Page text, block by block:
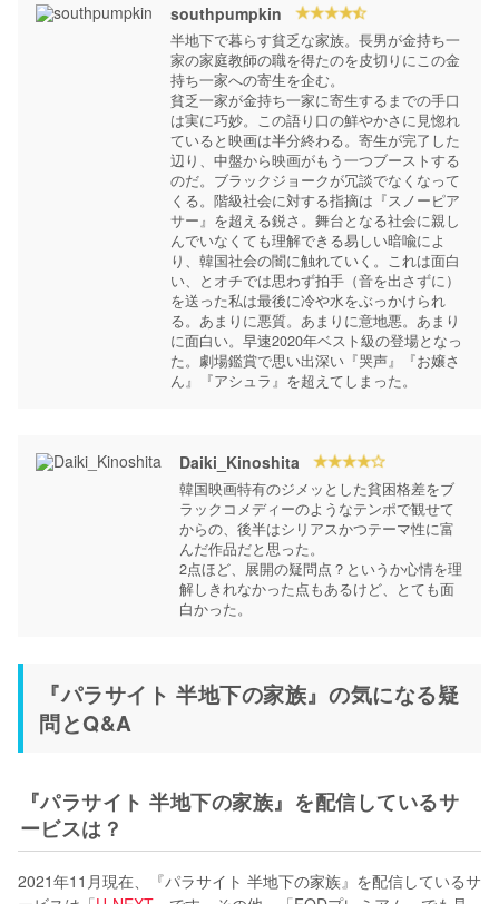
southpumpkin
半地下で暮らす貧乏な家族。長男が金持ち一
家の家庭教師の職を得たのを皮切りにこの金
持ち一家への寄生を企む。
貧乏一家が金持ち一家に寄生するまでの手口
は実に巧妙。この語り口の鮮やかさに見惚れ
ていると映画は半分終わる。寄生が完了した
辺り、中盤から映画がもう一つブーストする
のだ。ブラックジョークが冗談でなくなって
くる。階級社会に対する指摘は『スノーピア
サー』を超える鋭さ。舞台となる社会に親し
んでいなくても理解できる易しい暗喩によ
り、韓国社会の闇に触れていく。これは面白
い、とオチでは思わず拍手（音を出さずに）
を送った私は最後に冷や水をぶっかけられ
る。あまりに悪質。あまりに意地悪。あまり
に面白い。早速2020年ベスト級の登場となっ
た。劇場鑑賞で思い出深い『哭声』『お嬢さ
ん』『アシュラ』を超えてしまった。
Daiki_Kinoshita
韓国映画特有のジメッとした貧困格差をブ
ラックコメディーのようなテンポで観せて
からの、後半はシリアスかつテーマ性に富
んだ作品だと思った。
2点ほど、展開の疑問点？というか心情を理
解しきれなかった点もあるけど、とても面
『パラサイト 半地下の家族』の気になる疑
問とQ&A
『パラサイト 半地下の家族』を配信しているサ
ービスは？
2021年11月現在、『パラサイト 半地下の家族』を配信しているサ